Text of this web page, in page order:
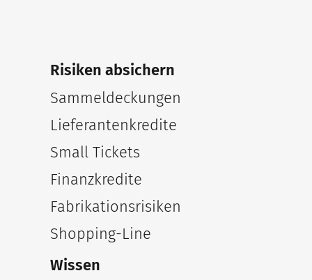
Risiken absichern
Sammeldeckungen
Lieferantenkredite
Small Tickets
Finanzkredite
Fabrikationsrisiken
Shopping-Line
Wissen